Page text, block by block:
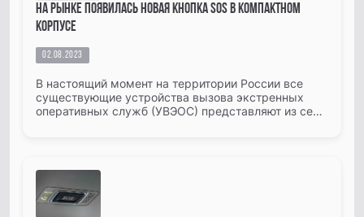
На рынке появилась новая кнопка SOS в компактном
корпусе
02.08.2023
В настоящий момент на территории России все
существующие устройства вызова экстренных
оперативных служб (УВЭОС) представляют из себя